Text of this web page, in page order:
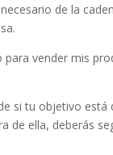
de la
para vender mis
si tu objetivo está
de ella, deberás